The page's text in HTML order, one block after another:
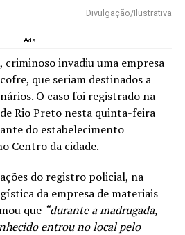
Divulgação/Ilustrativa
Ads
criminoso invadiu uma empresa
que seriam destinados a
O caso foi registrado na
Rio Preto nesta quinta-feira
do estabelecimento
Centro da cidade.
do registro policial, na
da empresa de materiais
que “durante a madrugada,
entrou no local pelo